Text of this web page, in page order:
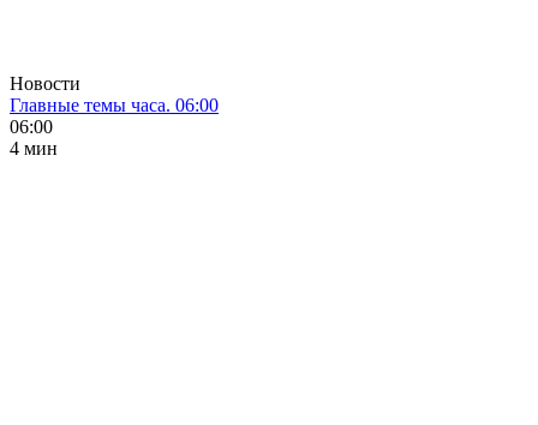
Новости
Главные темы часа. 06:00
06:00
4 мин